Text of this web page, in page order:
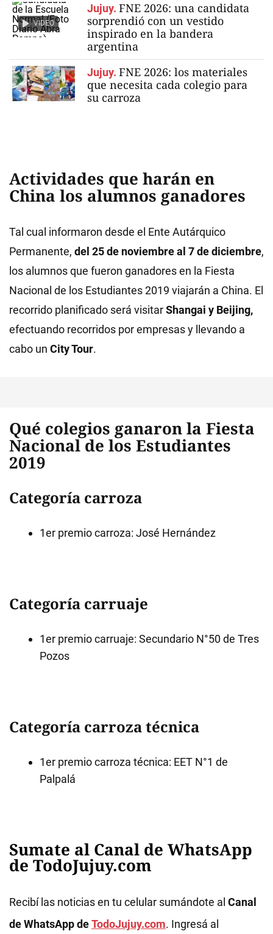
VIDEO
Jujuy. FNE 2026: una candidata
sorprendió con un vestido
inspirado en la bandera
argentina
Jujuy. FNE 2026: los materiales
que necesita cada colegio para
su carroza
Actividades que harán en
China los alumnos ganadores
Tal cual informaron desde el Ente Autárquico
Permanente, del 25 de noviembre al 7 de diciembre,
los alumnos que fueron ganadores en la Fiesta
Nacional de los Estudiantes 2019 viajarán a China. El
recorrido planificado será visitarShangai y Beijing,
efectuando recorridos por empresas y llevando a
cabo un City Tour.
Qué colegios ganaron la Fiesta
Nacional de los Estudiantes
2019
Categoría carroza
1er premio carroza: José Hernández
Categoría carruaje
1er premio carruaje: Secundario N°50 de Tres
Pozos
Categoría carroza técnica
1er premio carroza técnica: EET N°1 de
Palpalá
Sumate al Canal de WhatsApp
de TodoJujuy.com
Recibí las noticias en tu celular sumándote al Canal
de WhatsApp deTodoJujuy.com. Ingresá al